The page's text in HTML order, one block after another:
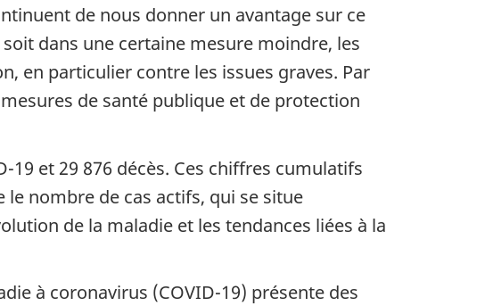
de nous donner un avantage sur ce
dans une certaine mesure moindre, les
en particulier contre les issues graves. Par
de santé publique et de protection
19 et 29 876 décès. Ces chiffres cumulatifs
le nombre de cas actifs, qui se situe
de la maladie et les tendances liées à la
à coronavirus (COVID-19) présente des